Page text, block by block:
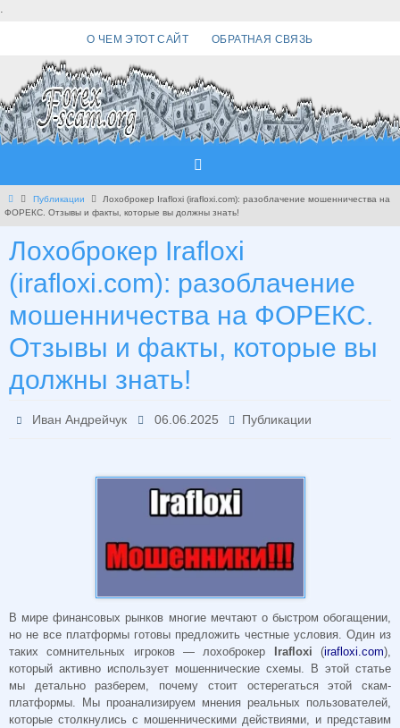
.
О ЧЕМ ЭТОТ САЙТ ОБРАТНАЯ СВЯЗЬ
Главная
Публикации
Лохоброкер Irafloxi (irafloxi.com): разоблачение мошенничества на
ФОРЕКС. Отзывы и факты, которые вы должны знать!
Лохоброкер Irafloxi
(irafloxi.com): разоблачение
мошенничества на ФОРЕКС.
Отзывы и факты, которые вы
должны знать!
Иван Андрейчук 06.06.2025 Публикации
В мире финансовых рынков многие мечтают о быстром обогащении,
но не все платформы готовы предложить честные условия. Один из
таких сомнительных игроков — лохоброкер
Irafloxi (irafloxi.com),
который активно использует мошеннические схемы. В этой статье
мы детально разберем, почему стоит остерегаться этой скам-
платформы. Мы проанализируем мнения реальных пользователей,
которые столкнулись с мошенническими действиями, и представим